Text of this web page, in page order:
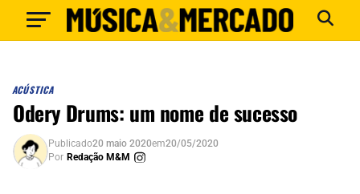
ACÚSTICA
Odery Drums: um nome de sucesso
Publicado20 maio 2020em20/05/2020
Por Redação M&M